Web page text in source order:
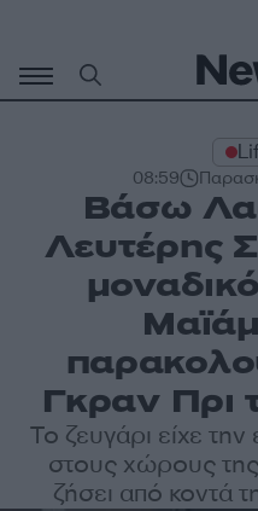
περιεχόμενο
08:59
Βάσω
Λευτέρης
Γκραν Πρι
Το ζευγάρι είχε την
στους χώρους
ζήσει από κοντά